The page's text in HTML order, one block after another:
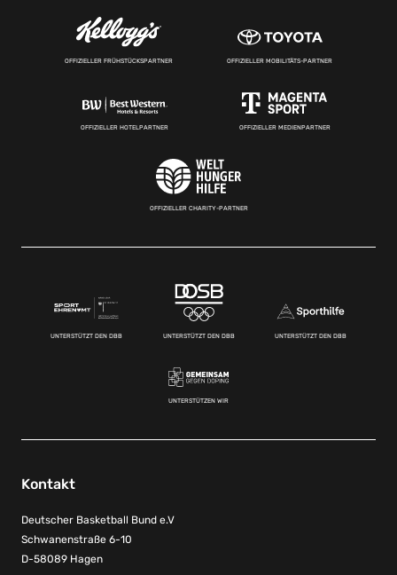
OFFIZIELLER FRÜHSTÜCKSPARTNER OFFIZIELLER MOBILITÄTS-PARTNER
OFFIZIELLER HOTELPARTNER OFFIZIELLER MEDIENPARTNER
OFFIZIELLER CHARITY-PARTNER
UNTERSTÜTZT DEN DBB UNTERSTÜTZT DEN DBB UNTERSTÜTZT DEN DBB
UNTERSTÜTZEN WIR
Kontakt
Deutscher Basketball Bund e.V
Schwanenstraße 6-10
D-58089 Hagen